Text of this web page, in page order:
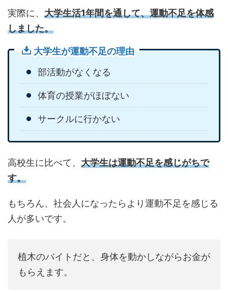
実際に、 大学生活1年間を通して、運動不足を体感
しました。
大学生が運動不足の理由
部活動がなくなる
体育の授業がほぼない
サークルに行かない
高校生に比べて、 大学生は運動不足を感じがちで
す。
もちろん、社会人になったらより運動不足を感じる
人が多いです。
植木のバイトだと、身体を動かしながらお金が
もらえます。